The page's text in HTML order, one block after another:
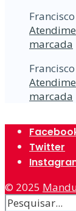
marcada
marcada
Twitter
© 2025